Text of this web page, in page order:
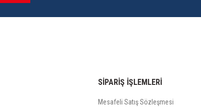
SİPARİŞ İŞLEMLERİ
Mesafeli Satış Sözleşmesi